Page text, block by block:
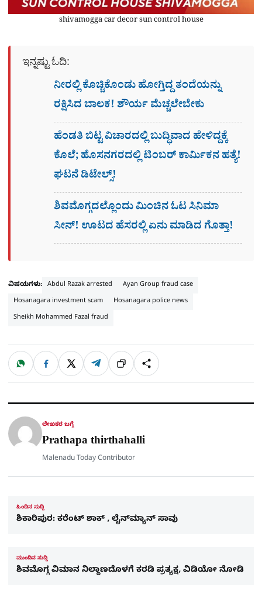
shivamogga car decor sun control house
ಇನ್ನಷ್ಟು ಓದಿ:
ನೀರಲ್ಲಿ ಕೊಚ್ಚಿಕೊಂಡು ಹೋಗ್ತಿದ್ದ ತಂದೆಯನ್ನು
ರಕ್ಷಿಸಿದ ಬಾಲಕ! ಶೌರ್ಯ ಮೆಚ್ಚಲೇಬೇಕು
ಹೆಂಡತಿ ಬಿಟ್ಟ ವಿಚಾರದಲ್ಲಿ ಬುದ್ಧಿವಾದ ಹೇಳಿದ್ದಕ್ಕೆ
ಕೊಲೆ; ಹೊಸನಗರದಲ್ಲಿ ಟಿಂಬರ್ ಕಾರ್ಮಿಕನ ಹತ್ಯೆ!
ಘಟನೆ ಡಿಟೇಲ್ಸ್!
ಶಿವಮೊಗ್ಗದಲ್ಲೊಂದು ಮಿಂಚಿನ ಓಟ ಸಿನಿಮಾ
ಸೀನ್! ಊಟದ ಹೆಸರಲ್ಲಿ ಏನು ಮಾಡಿದ ಗೊತ್ತಾ!
ವಿಷಯಗಳು: Abdul Razak arrested
Ayan Group fraud case
Hosanagara investment scam
Hosanagara police news
Sheikh Mohammed Fazal fraud
ಹಂಚಿಕೊಳ್ಳಿ
W
a
t
p
F
c
e
o
X T
l
e
a
ಲಿಂ
ಕ್
S
h
a
ಲೇಖಕರ ಬಗ್ಗೆ
Prathapa thirthahalli
Malenadu Today Contributor
ಹಿಂದಿನ ಸುದ್ದಿ
ಶಿಕಾರಿಪುರ: ಕರೆಂಟ್​ ಶಾಕ್​ , ಲೈನ್‌ಮ್ಯಾನ್ ಸಾವು
ಮುಂದಿನ ಸುದ್ದಿ
ಶಿವಮೊಗ್ಗ ವಿಮಾನ ನಿಲ್ದಾಣದೊಳಗೆ ಕರಡಿ ಪ್ರತ್ಯಕ್ಷ, ವಿಡಿಯೋ ನೋಡಿ